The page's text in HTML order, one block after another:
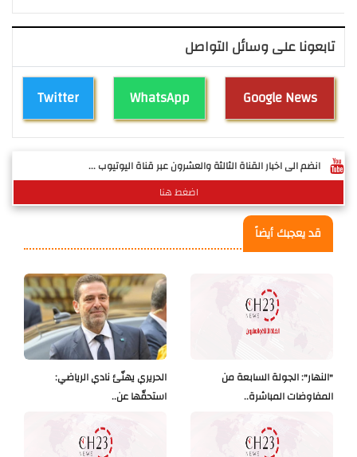
تابعونا على وسائل التواصل
Twitter WhatsApp Google News
انضم الى اخبار القناة الثالثة والعشرون عبر قناة اليوتيوب ...
اضغط هنا
قد يعجبك أيضاً
الحريري يهنّئ نادي الرياضي:
استحقّها عن..
"النهار": الجولة السابعة من
المفاوضات المباشرة..